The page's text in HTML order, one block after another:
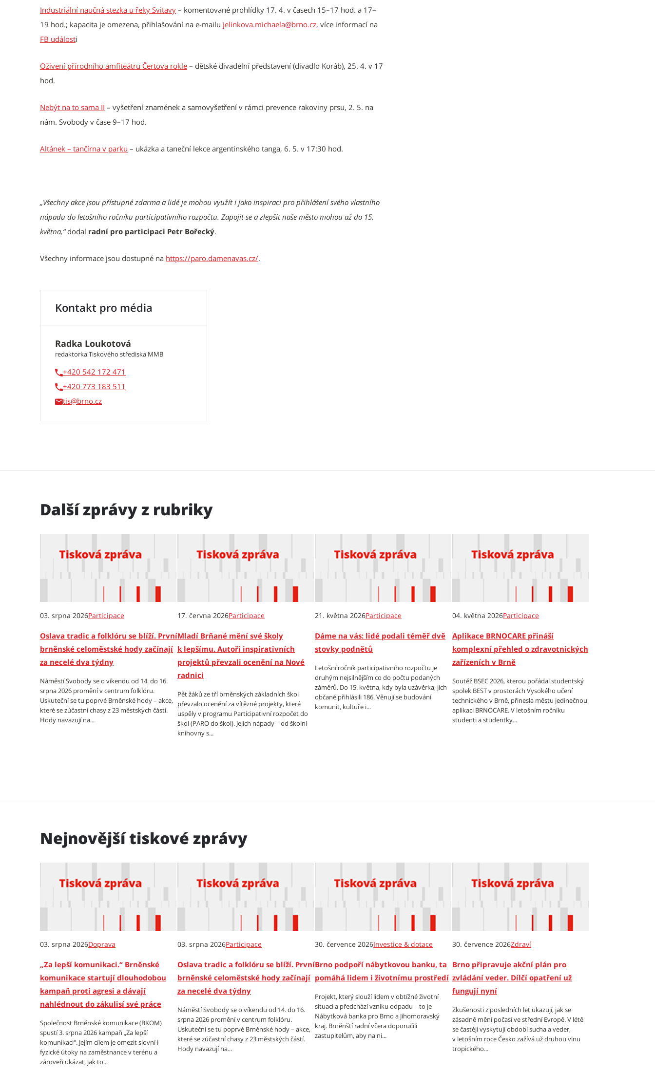
Industriální naučná stezka u řeky Svitavy – komentované prohlídky 17. 4. v časech 15–17 hod. a 17–
19 hod.; kapacita je omezena, přihlašování na e-mailu jelinkova.michaela@brno.cz, více informací na
FB události
Oživení přírodního amfiteátru Čertova rokle – dětské divadelní představení (divadlo Koráb), 25. 4. v 17
hod.
Nebýt na to sama II – vyšetření znamének a samovyšetření v rámci prevence rakoviny prsu, 2. 5. na
nám. Svobody v čase 9–17 hod.
Altánek – tančírna v parku – ukázka a taneční lekce argentinského tanga, 6. 5. v 17:30 hod.
„Všechny akce jsou přístupné zdarma a lidé je mohou využít i jako inspiraci pro přihlášení svého vlastního
nápadu do letošního ročníku participativního rozpočtu. Zapojit se a zlepšit naše město mohou až do 15.
května,“dodal radní pro participaci Petr Bořecký.
Všechny informace jsou dostupné na https://paro.damenavas.cz/.
Kontakt pro média
Radka Loukotová
redaktorka Tiskového střediska MMB
+420 542 172 471
+420 773 183 511
tis
Další zprávy z rubriky
03. srpna 2026Participace
Oslava tradic a folklóru se blíží. První
brněnské celoměstské hody začínají
za necelé dva týdny
Náměstí Svobody se o víkendu od 14. do 16.
srpna 2026 promění v centrum folklóru.
Uskuteční se tu poprvé Brněnské hody – akce,
které se zúčastní chasy z 23 městských částí.
Hody navazují na...
17. června 2026Participace
Mladí Brňané mění své školy
k lepšímu. Autoři inspirativních
projektů převzali ocenění na Nové
radnici
Pět žáků ze tří brněnských základních škol
převzalo ocenění za vítězné projekty, které
uspěly v programu Participativní rozpočet do
škol (PARO do škol). Jejich nápady – od školní
knihovny s...
21. května 2026Participace
Dáme na vás: lidé podali téměř dvě
stovky podnětů
Letošní ročník participativního rozpočtu je
druhým nejsilnějším co do počtu podaných
záměrů. Do 15. května, kdy byla uzávěrka, jich
občané přihlásili 186. Věnují se budování
komunit, kultuře i...
04. května 2026Participace
Aplikace BRNOCARE přináší
komplexní přehled o zdravotnických
zařízeních v Brně
Soutěž BSEC 2026, kterou pořádal studentský
spolek BEST v prostorách Vysokého učení
technického v Brně, přinesla městu jedinečnou
aplikaci BRNOCARE. V letošním ročníku
studenti a studentky...
Nejnovější tiskové zprávy
03. srpna 2026Doprava
„Za lepší komunikaci.“ Brněnské
komunikace startují dlouhodobou
kampaň proti agresi a dávají
nahlédnout do zákulisí své práce
Společnost Brněnské komunikace (BKOM)
spustí 3. srpna 2026 kampaň „Za lepší
komunikaci“. Jejím cílem je omezit slovní i
fyzické útoky na zaměstnance v terénu a
zároveň ukázat, jak to...
03. srpna 2026Participace
Oslava tradic a folklóru se blíží. První
brněnské celoměstské hody začínají
za necelé dva týdny
Náměstí Svobody se o víkendu od 14. do 16.
srpna 2026 promění v centrum folklóru.
Uskuteční se tu poprvé Brněnské hody – akce,
které se zúčastní chasy z 23 městských částí.
Hody navazují na...
30. července 2026Investice & dotace
Brno podpoří nábytkovou banku, ta
pomáhá lidem i životnímu prostředí
Projekt, který slouží lidem v obtížné životní
situaci a předchází vzniku odpadu – to je
Nábytková banka pro Brno a Jihomoravský
kraj. Brněnští radní včera doporučili
zastupitelům, aby na ni...
30. července 2026Zdraví
Brno připravuje akční plán pro
zvládání veder. Dílčí opatření už
fungují nyní
Zkušenosti z posledních let ukazují, jak se
zásadně mění počasí ve střední Evropě. V létě
se častěji vyskytují období sucha a veder,
v letošním roce Česko zažívá už druhou vlnu
tropického...